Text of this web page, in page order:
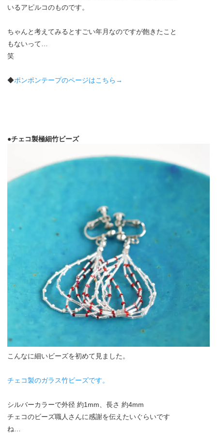
いるアピルコのものです。
ちゃんと考えてみるとすごい年月なのですが飽きたこと
もないって…
笑
◆ポンポンテープのページはこちら→
●チェコ製極細竹ビーズ
こんなに細いビーズを初めて見ました。
チェコ製のガラス竹ビーズです。
シルバーカラーで外径 約1mm、長さ 約4mm
チェコのビーズ職人さんに感謝を伝えたいぐらいです
ね…